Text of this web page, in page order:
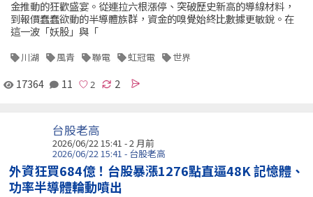
金推動的狂歡盛宴。從連拉六根漲停、突破歷史新高的導線材料，
到報價蠢蠢欲動的半導體族群，資金的嗅覺始終比數據更敏銳。在
這一波「妖股」與「
川湖 風青 聯電 虹冠電 世界
17364 11 2
台股老高
2026/06/22 15:41 - 2 月前
2026/06/22 15:41 - 台股老高
外資狂買684億！台股暴漲1276點直逼48K 記憶體、
功率半導體輪動噴出